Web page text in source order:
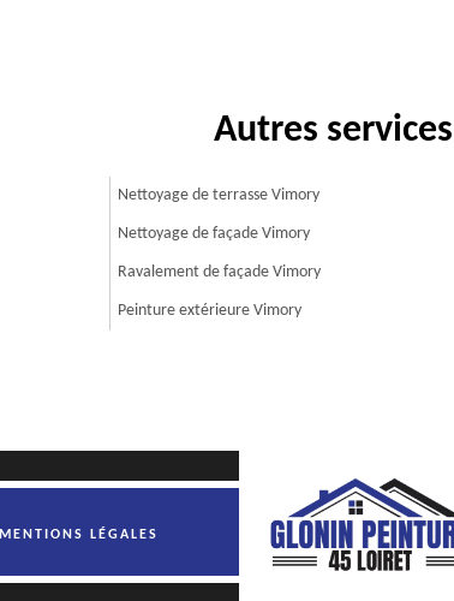
Autres services
Nettoyage de terrasse Vimory
Nettoyage de façade Vimory
Ravalement de façade Vimory
Peinture extérieure Vimory
MENTIONS LÉGALES